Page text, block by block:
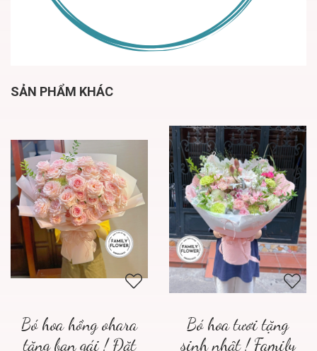
SẢN PHẨM KHÁC
Bó hoa hồng ohara
tặng bạn gái ! Đặt
Bó hoa tươi tặng
sinh nhật ! Family